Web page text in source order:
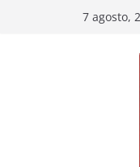
7 agosto,